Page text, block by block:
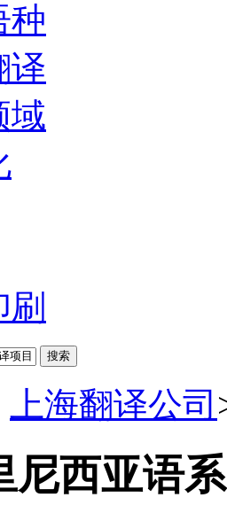
种
译
域
上海翻译公司
尼西亚语系